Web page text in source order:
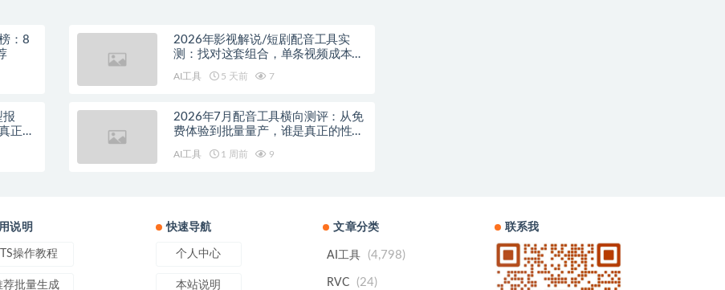
：8
2026年影视解说/短剧配音工具实
测：找对这套组合，单条视频成本直
AI工具 5 天前 7
报
正的
2026年7月配音工具横向测评：从免
费体验到批量量产，谁是真正的性价
AI工具 1 周前 9
说明
操作教程
荐批量生成
快速导航
个人中心
本站说明
文章分类
AI工具 (4,798)
RVC (24)
联系我